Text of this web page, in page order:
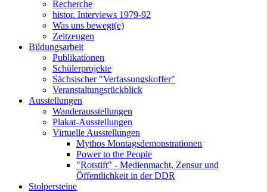
Recherche
histor. Interviews 1979-92
Was uns bewegt(e)
Zeitzeugen
Bildungsarbeit
Publikationen
Schülerprojekte
Sächsischer "Verfassungskoffer"
Veranstaltungsrückblick
Ausstellungen
Wanderausstellungen
Plakat-Ausstellungen
Virtuelle Ausstellungen
Mythos Montagsdemonstrationen
Power to the People
"Rotstift" - Medienmacht, Zensur und
Öffentlichkeit in der DDR
Stolpersteine